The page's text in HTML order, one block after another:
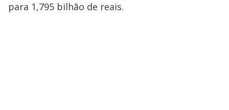
para 1,795 bilhão de reais.